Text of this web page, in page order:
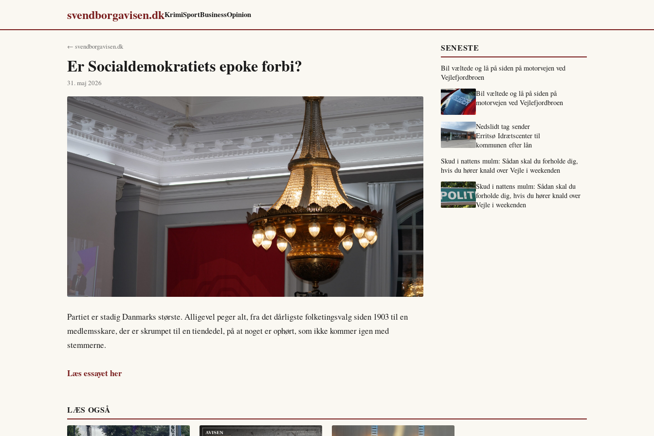
svendborgavisen.dkKrimiSportBusinessOpinion
← svendborgavisen.dk
Er Socialdemokratiets epoke forbi?
31. maj 2026
Partiet er stadig Danmarks største. Alligevel peger alt, fra det dårligste folketingsvalg siden 1903 til en
medlemsskare, der er skrumpet til en tiendedel, på at noget er ophørt, som ikke kommer igen med
stemmerne.
Læs essayet her
SENESTE
Bil væltede og lå på siden på motorvejen ved
Vejlefjordbroen
Bil væltede og lå på siden på
motorvejen ved Vejlefjordbroen
Nedslidt tag sender
Erritsø Idrætscenter til
kommunen efter lån
Skud i nattens mulm: Sådan skal du forholde dig,
hvis du hører knald over Vejle i weekenden
Skud i nattens mulm: Sådan skal du
forholde dig, hvis du hører knald over
Vejle i weekenden
LÆS OGSÅ